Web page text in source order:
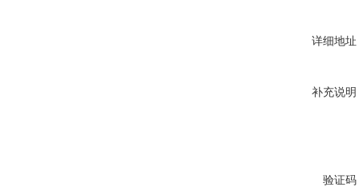
详细地址
补充说明
验证码